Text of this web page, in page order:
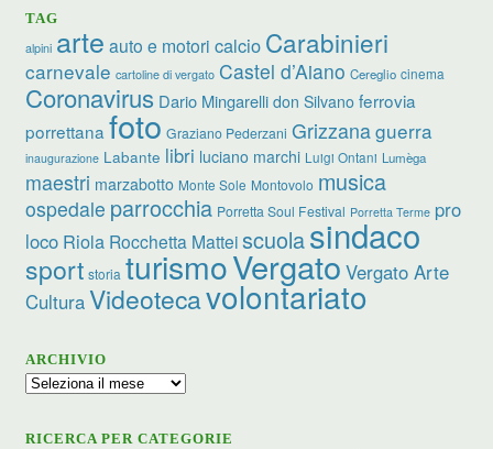
TAG
alpini arte auto e motori calcio Carabinieri
carnevale cartoline di vergato Castel d’Aiano Cereglio cinema
Coronavirus Dario Mingarelli don Silvano ferrovia
porrettana foto Graziano Pederzani Grizzanaguerra
inaugurazione Labante libri luciano marchi Luigi Ontani Lumèga
maestri marzabotto Monte Sole Montovolo musica
ospedale parrocchia Porretta Soul Festival Porretta Terme pro
loco Riola Rocchetta Matteiscuolasindaco
sport storia turismoVergato Vergato Arte
CulturaVideotecavolontariato
ARCHIVIO
Archivio
RICERCA PER CATEGORIE